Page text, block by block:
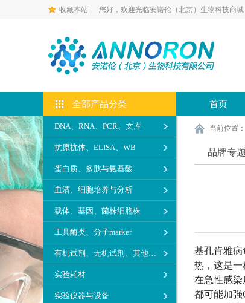
收藏本站 您好，欢迎光临安诺伦（北京）生物科技商城
全部产品分类
DNA、RNA、PCR、文库
抗原抗体、ELISA、WB
蛋白质、多肽与氨基酸
血清、细胞培养与分析
载体、基因、菌株细胞株
工具酶类、分子marker
有机试剂、无机试剂、其他生化试剂
实验耗材
实验仪器与设备
首页
当前位置：
品牌专题
基孔肯雅病
热，这是
在急性感
都可能加强